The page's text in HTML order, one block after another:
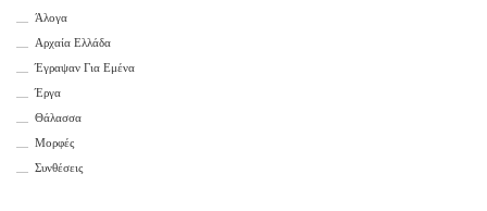
Άλογα
Αρχαία Ελλάδα
Έγραψαν Για Εμένα
Έργα
Θάλασσα
Μορφές
Συνθέσεις